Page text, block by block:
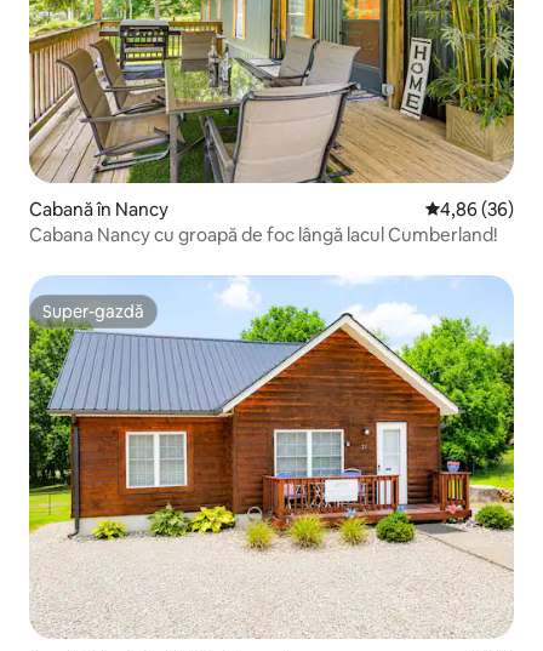
Cabană în Nancy Scor mediu
4,86 (36)
Cabana Nancy cu groapă de foc lângă lacul Cumberland!
Super-gazdă
Super-gazdă